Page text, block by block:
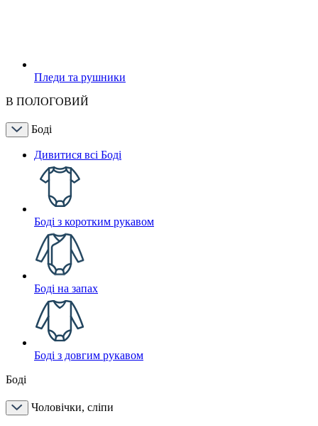
Пледи та рушники
В ПОЛОГОВИЙ
Боді
Дивитися всі Боді
Боді з коротким рукавом
Боді на запах
Боді з довгим рукавом
Боді
Чоловічки, сліпи